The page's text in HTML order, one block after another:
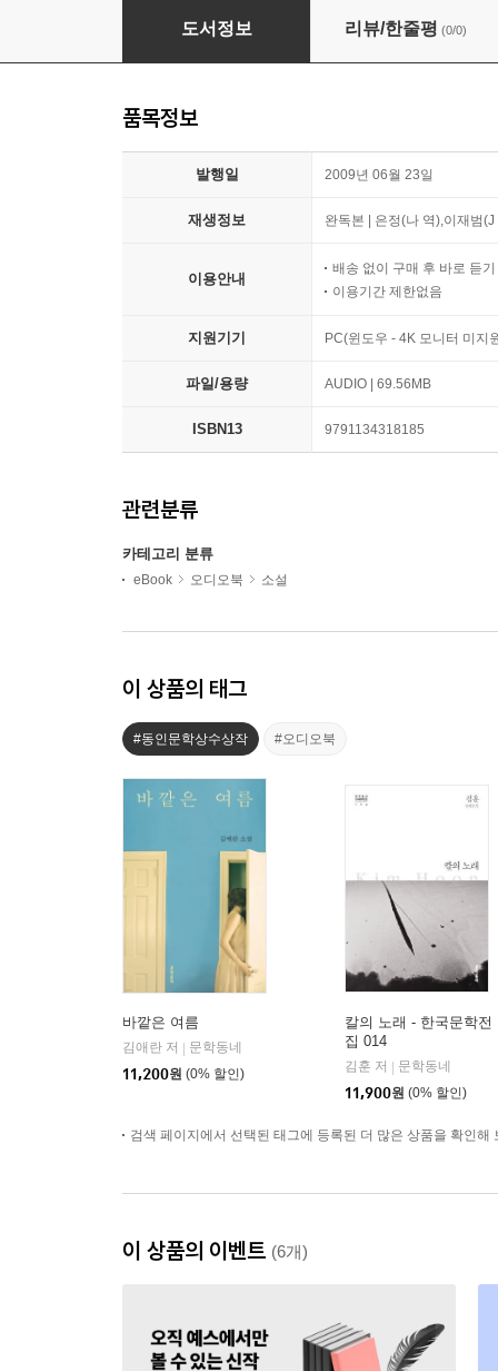
풍선을 샀어 - 풍선을 샀어
도서정보 리뷰/한줄평 (0/0)
품목정보
발행일 2009년 06월 23일
재생정보 완독본 | 은정(나 역),이재범
이용안내
배송 없이 구매 후 바로 듣기
이용기간 제한없음
지원기기 PC(윈도우 - 4K 모니터 미지
파일/용량 AUDIO | 69.56MB
ISBN13 9791134318185
관련분류
카테고리 분류
eBook 오디오북 소설
이 상품의 태그
#동인문학상수상작 #오디오북
바깥은 여름
김애란 저 | 문학동네
11,200원 (0% 할인)
칼의 노래 - 한국문학전
집 014
김훈 저 | 문학동네
11,900원 (0% 할인)
검색 페이지에서 선택된 태그에 등록된 더 많은 상품을 확인해
이 상품의 이벤트 (6개)